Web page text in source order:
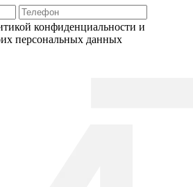
конфиденциальности и
персональных данных